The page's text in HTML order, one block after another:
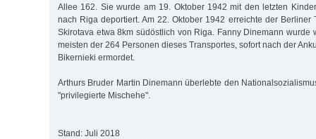
Allee 162. Sie wurde am 19. Oktober 1942 mit den letzten
nach Riga deportiert. Am 22. Oktober 1942 erreichte der Berliner
Skirotava etwa 8km südöstlich von Riga. Fanny Dinemann wurde
meisten der 264 Personen dieses Transportes, sofort nach der
Bikernieki ermordet.
Arthurs Bruder Martin Dinemann überlebte den
"privilegierte Mischehe".
Stand: Juli 2018